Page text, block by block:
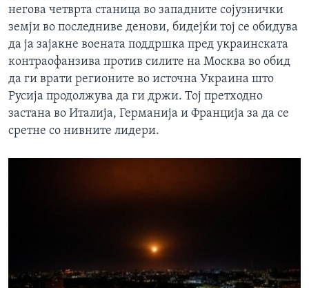
негова четврта станица во западните сојузнички
земји во последниве денови, бидејќи тој се обидува
да ја зајакне воената поддршка пред украинската
контраофанзива против силите на Москва во обид
да ги врати регионите во источна Украина што
Русија продолжува да ги држи. Тој претходно
застана во Италија, Германија и Франција за да се
сретне со нивните лидери.